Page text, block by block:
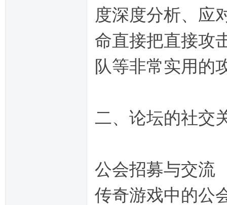
度深度分析、应
命直接把直接攻
队等非常实用的
二、论坛的社交
公会招募与交流
传奇游戏中的公